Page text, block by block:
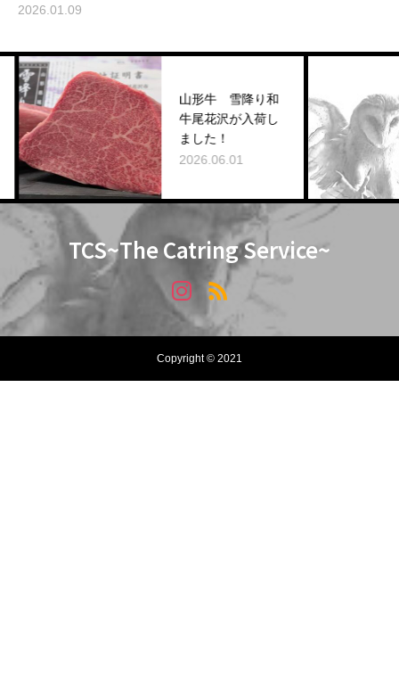
2026.01.09
山形牛 雪降り和
牛尾花沢が入荷し
ました！
2026.06.01
TCS~The Catring Service~
Copyright © 2021